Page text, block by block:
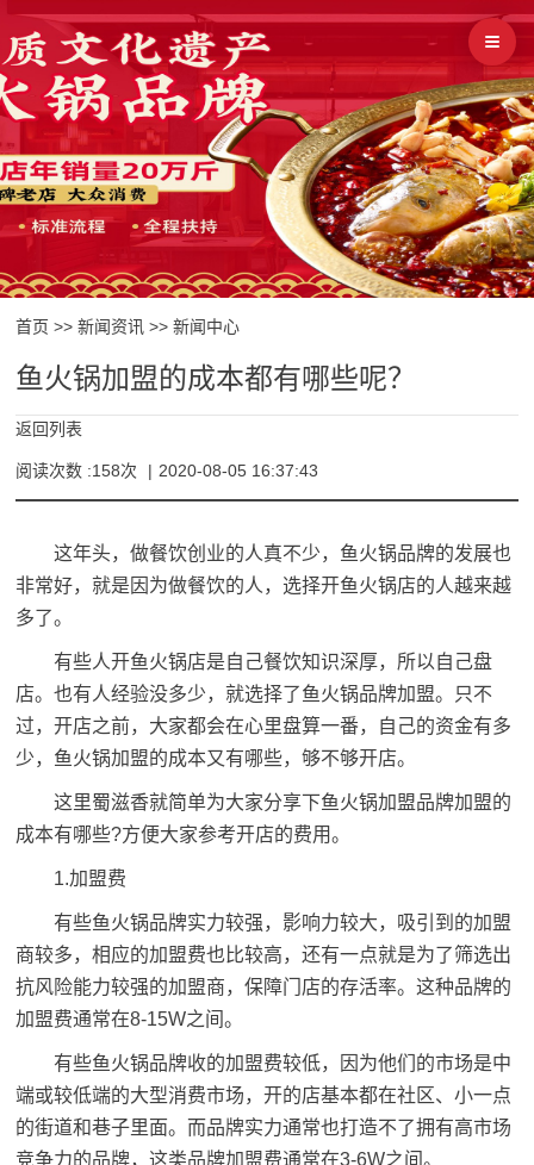
首页 >>新闻资讯 >>新闻中心
鱼火锅加盟的成本都有哪些呢？
返回列表
阅读次数 :158次 | 2020-08-05 16:37:43
这年头，做餐饮创业的人真不少，鱼火锅品牌的发展也
非常好，就是因为做餐饮的人，选择开鱼火锅店的人越来越
多了。
有些人开鱼火锅店是自己餐饮知识深厚，所以自己盘
店。也有人经验没多少，就选择了鱼火锅品牌加盟。只不
过，开店之前，大家都会在心里盘算一番，自己的资金有多
少， 鱼火锅加盟的成本又有哪些，够不够开店。
这里蜀滋香就简单为大家分享下鱼火锅加盟品牌加盟的
成本有哪些?方便大家参考开店的费用。
1.加盟费
有些鱼火锅品牌实力较强，影响力较大，吸引到的加盟
商较多，相应的加盟费也比较高，还有一点就是为了筛选出
抗风险能力较强的加盟商，保障门店的存活率。这种品牌的
加盟费通常在8-15W之间。
有些鱼火锅品牌收的加盟费较低，因为他们的市场是中
端或较低端的大型消费市场，开的店基本都在社区、小一点
的街道和巷子里面。而品牌实力通常也打造不了拥有高市场
竞争力的品牌，这类品牌加盟费通常在3-6W之间。